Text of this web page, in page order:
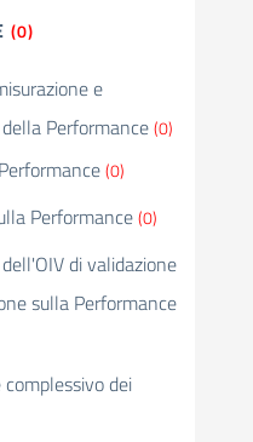
(0)
e
Performance(0)
(0)
Performance(0)
di validazione
sulla Performance
dei